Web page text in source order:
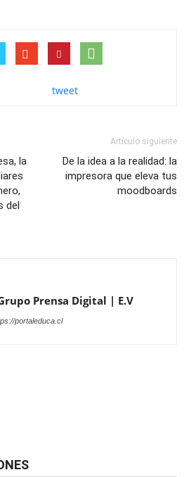
tweet
la
del
Artículo siguiente
De la idea a la realidad: la
impresora que eleva tus
moodboards
Prensa Digital | E.V
portaleduca.cl